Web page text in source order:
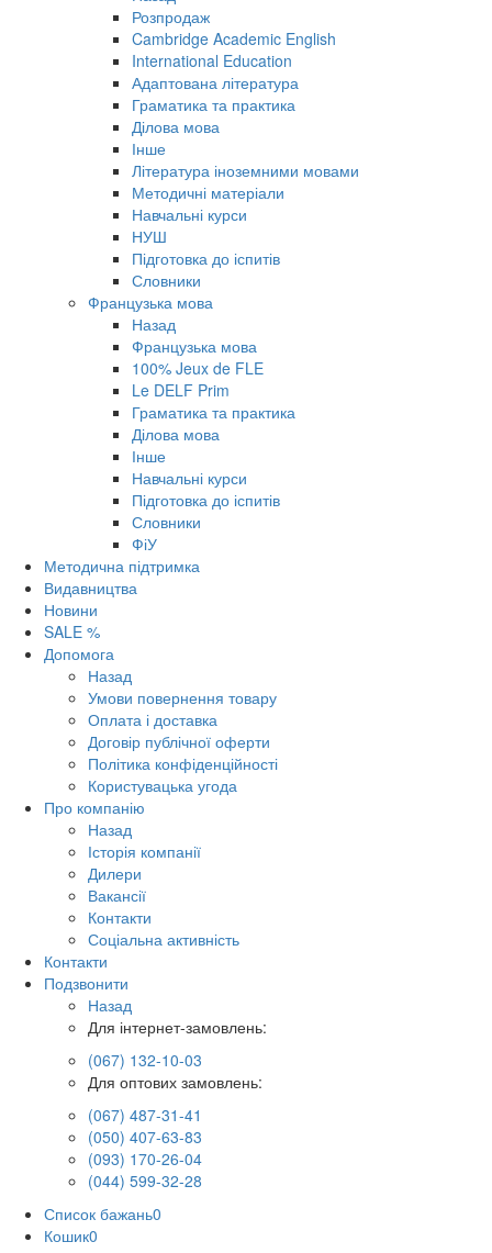
Розпродаж
Cambridge Academic English
International Education
Адаптована література
Граматика та практика
Ділова мова
Інше
Література іноземними мовами
Методичні матеріали
Навчальні курси
НУШ
Підготовка до іспитів
Словники
Французька мова
Назад
Французька мова
100% Jeux de FLE
Le DELF Prim
Граматика та практика
Ділова мова
Інше
Навчальні курси
Підготовка до іспитів
Словники
ФіУ
Методична підтримка
Видавництва
Новини
SALE %
Допомога
Назад
Умови повернення товару
Оплата і доставка
Договір публічної оферти
Політика конфіденційності
Користувацька угода
Про компанію
Назад
Історія компанії
Дилери
Вакансії
Контакти
Соціальна активність
Контакти
Подзвонити
Назад
Для інтернет-замовлень:
(067) 132-10-03
Для оптових замовлень:
(067) 487-31-41
(050) 407-63-83
(093) 170-26-04
(044) 599-32-28
Список бажань0
Кошик0